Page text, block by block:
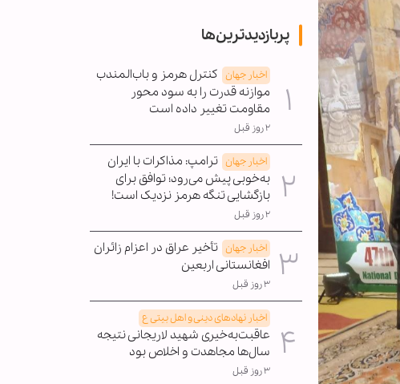
پربازدیدترین‌ها
اخبار جهان کنترل هرمز و باب‌المندب
موازنه قدرت را به سود محور
مقاومت تغییر داده است
۲ روز قبل
اخبار جهان ترامپ: مذاکرات با ایران
به‌خوبی پیش می‌رود؛ توافق برای
بازگشایی تنگه هرمز نزدیک است!
۲ روز قبل
اخبار جهان تأخیر عراق در اعزام زائران
افغانستانی اربعین
۳ روز قبل
اخبار نهادهای دینی و اهل بیتی ع
عاقبت‌به‌خیری شهید لاریجانی نتیجه
سال‌ها مجاهدت و اخلاص بود
۳ روز قبل